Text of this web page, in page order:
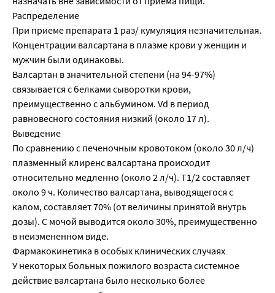
Распределение
При приеме препарата 1 раз/ кумуляция незначительная.
Концентрации валсартана в плазме крови у женщин и
мужчин были одинаковы.
Валсартан в значительной степени (на 94-97%)
связывается с белками сыворотки крови,
преимущественно с альбумином. Vd в период
равновесного состояния низкий (около 17 л).
Выведение
По сравнению с печеночным кровотоком (около 30 л/ч)
плазменный клиренс валсартана происходит
относительно медленно (около 2 л/ч). T1/2 составляет
около 9 ч. Количество валсартана, выводящегося с
калом, составляет 70% (от величины принятой внутрь
дозы). С мочой выводится около 30%, преимущественно
в неизмененном виде.
Фармакокинетика в особых клинических случаях
У некоторых больных пожилого возраста системное
действие валсартана было несколько более